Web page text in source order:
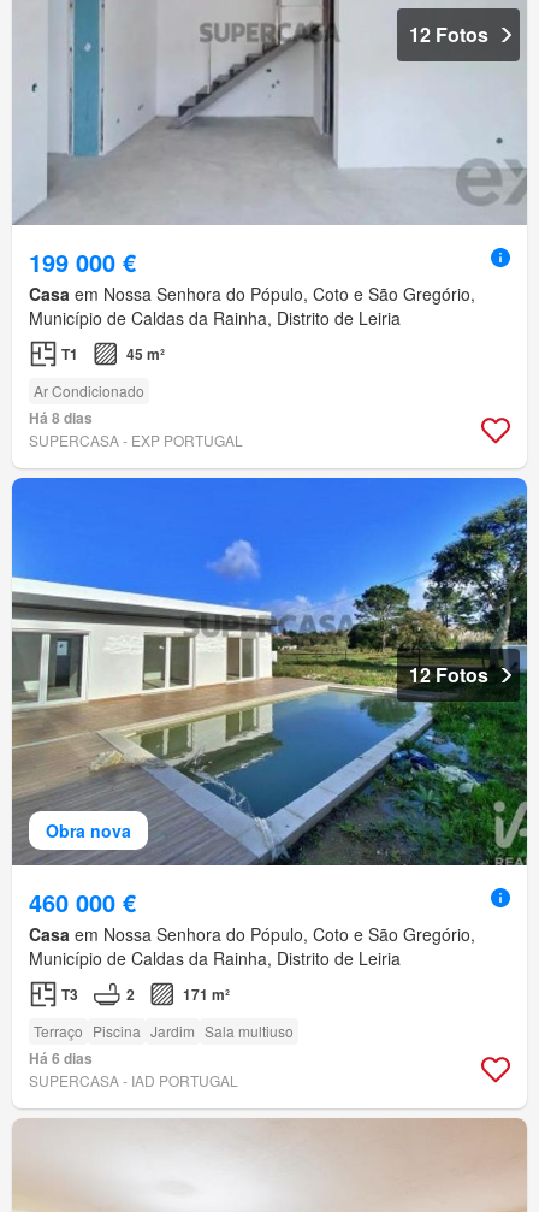
12 Fotos
199 000 €
Casa em Nossa Senhora do Pópulo, Coto e São Gregório,
Município de Caldas da Rainha, Distrito de Leiria
T1 45 m²
Ar Condicionado
Há 8 dias
SUPERCASA - EXP PORTUGAL
Obra nova
12 Fotos
460 000 €
Casa em Nossa Senhora do Pópulo, Coto e São Gregório,
Município de Caldas da Rainha, Distrito de Leiria
T3 2 171 m²
Terraço Piscina Jardim Sala multiuso
Há 6 dias
SUPERCASA - IAD PORTUGAL